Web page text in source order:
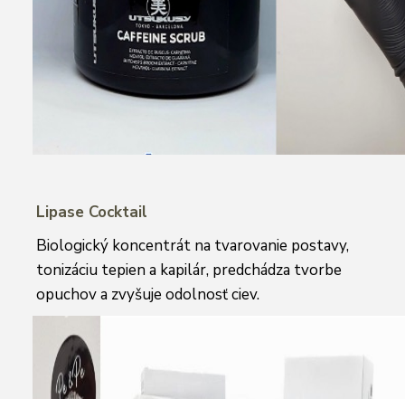
Lipase Cocktail
Biologický koncentrát na tvarovanie postavy,
tonizáciu tepien a kapilár, predchádza tvorbe
opuchov a zvyšuje odolnosť ciev.